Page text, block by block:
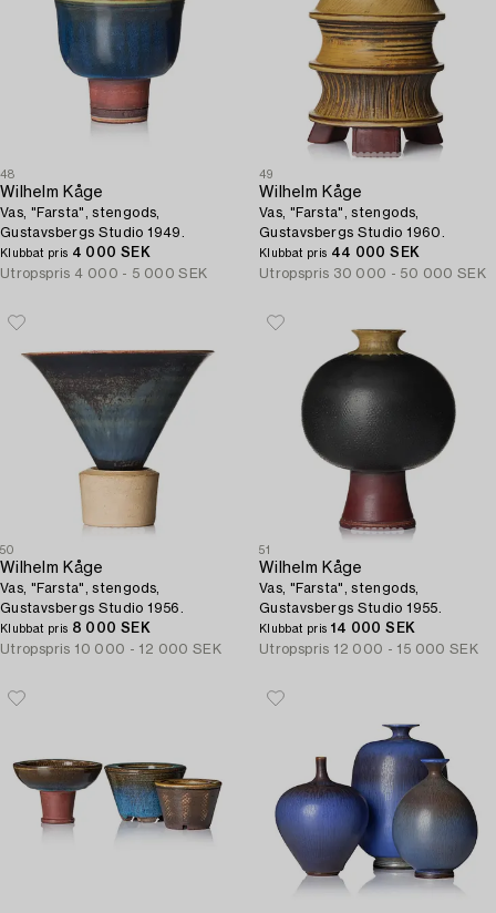
48
Wilhelm Kåge
Vas, "Farsta", stengods,
Gustavsbergs Studio 1949.
Klubbat pris 4 000 SEK
Utropspris 4 000 - 5 000 SEK
49
Wilhelm Kåge
Vas, "Farsta", stengods,
Gustavsbergs Studio 1960.
Klubbat pris 44 000 SEK
Utropspris 30 000 - 50 000 SEK
50
Wilhelm Kåge
Vas, "Farsta", stengods,
Gustavsbergs Studio 1956.
Klubbat pris 8 000 SEK
Utropspris 10 000 - 12 000 SEK
51
Wilhelm Kåge
Vas, "Farsta", stengods,
Gustavsbergs Studio 1955.
Klubbat pris 14 000 SEK
Utropspris 12 000 - 15 000 SEK